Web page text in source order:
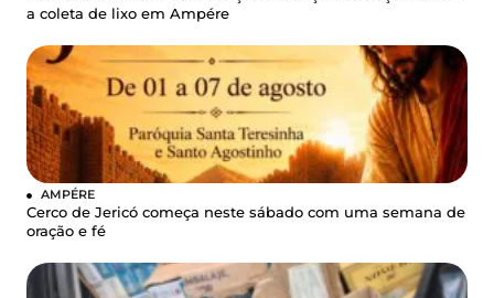
a coleta de lixo em Ampére
AMPÉRE
Cerco de Jericó começa neste sábado com uma semana de
oração e fé